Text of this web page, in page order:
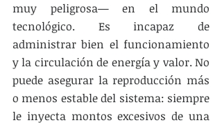
muy peligrosa— en el mundo
tecnológico. Es incapaz de
administrar bien el funcionamiento
y la circulación de energía y valor. No
puede asegurar la reproducción más
o menos estable del sistema: siempre
le inyecta montos excesivos de una